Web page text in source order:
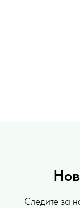
Следите за